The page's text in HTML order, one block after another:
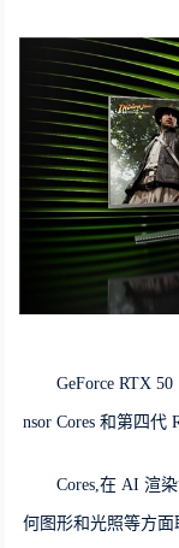
GeForce RTX
nsor Cores 和第四代
Cores,在 AI 渲
何图形和光照等方面